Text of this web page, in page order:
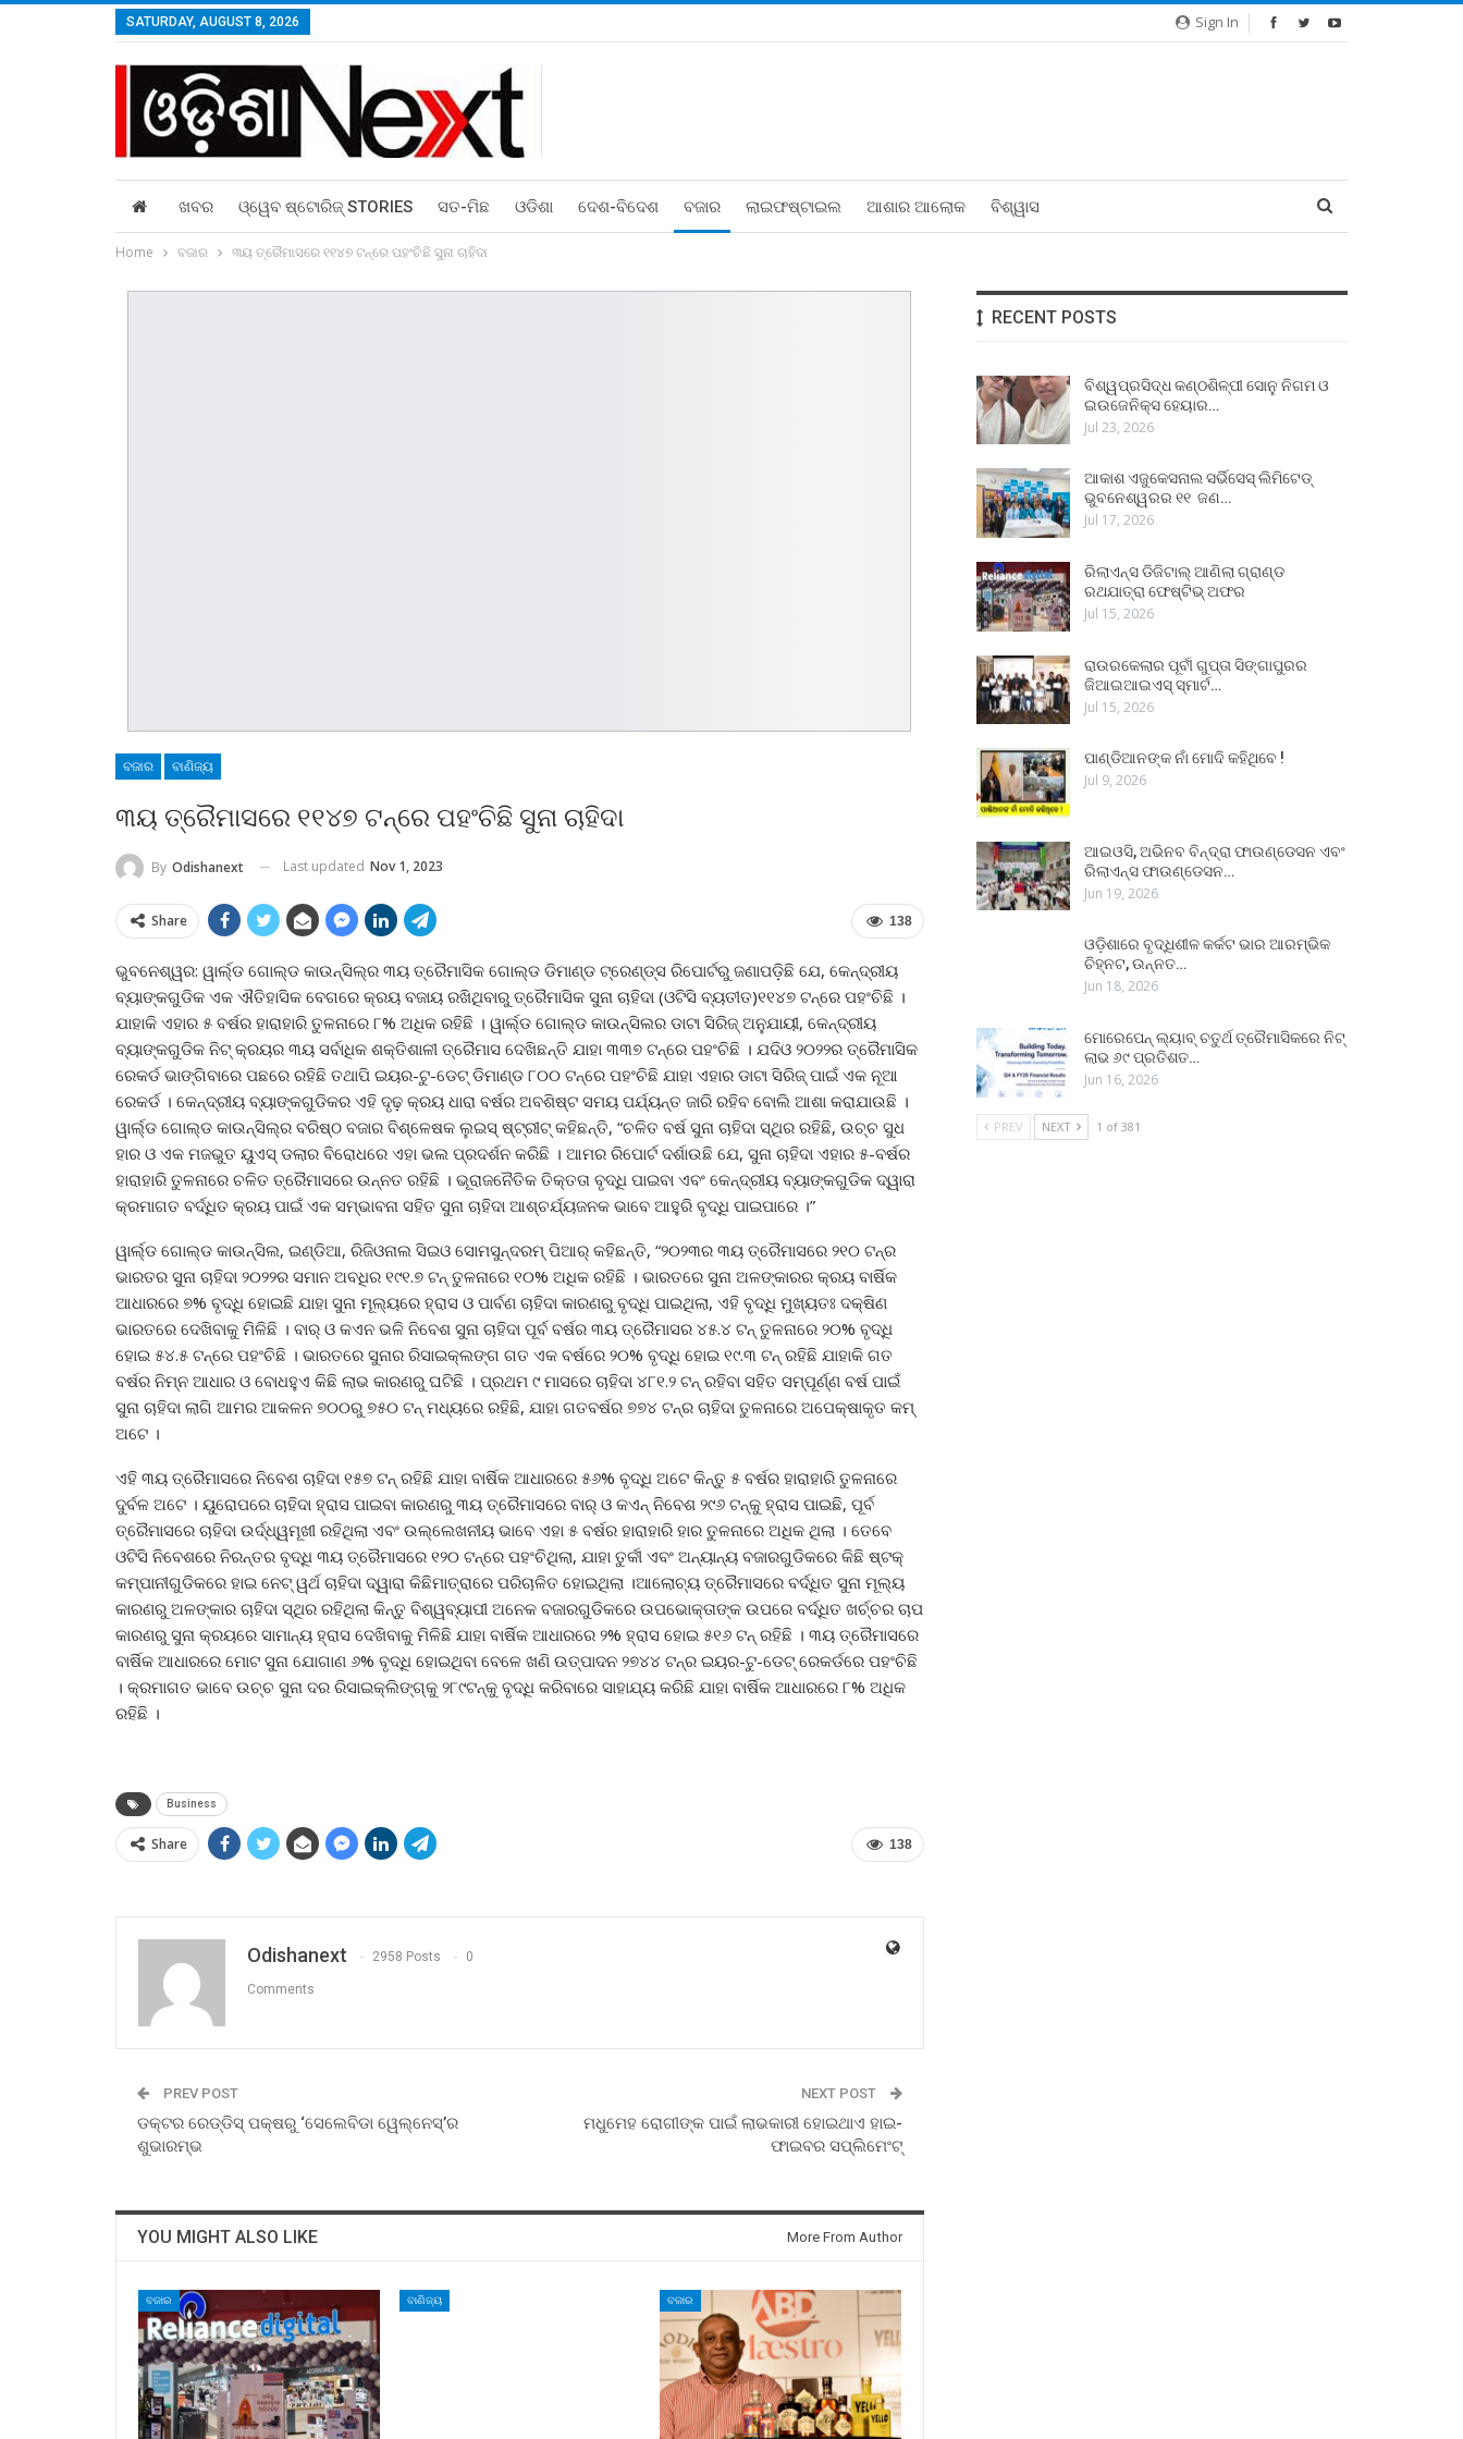
Sign In
SATURDAY, AUGUST 8, 2026
ଖବର ଓ୍ୱେବ ଷ୍ଟୋରିଜ୍‌ STORIES ସତ-ମିଛ ଓଡିଶା ଦେଶ-ବିଦେଶ ବଜାର ଲାଇଫଷ୍ଟାଇଲ ଆଶାର ଆଲୋକ ବିଶ୍ୱାସ
Home ବଜାର ୩ୟ ତ୍ରୈମାସରେ ୧୧୪୭ ଟନ୍‌ରେ ପହଂଚିଛି ସୁନା ଚାହିଦା
ବଜାର ବାଣିଜ୍ୟ
୩ୟ ତ୍ରୈମାସରେ ୧୧୪୭ ଟନ୍‌ରେ ପହଂଚିଛି ସୁନା ଚାହିଦା
By Odishanext Last updated Nov 1, 2023
138
Share
ଭୁବନେଶ୍ୱର: ୱାର୍ଲ୍ଡ ଗୋଲ୍ଡ କାଉନ୍ସିଲ୍‌ର ୩ୟ ତ୍ରୈମାସିକ ଗୋଲ୍ଡ ଡିମାଣ୍ଡ ଟ୍ରେଣ୍ଡ୍‌ସ ରିପୋର୍ଟରୁ ଜଣାପଡ଼ିଛି ଯେ, କେନ୍ଦ୍ରୀୟ
ବ୍ୟାଙ୍କଗୁଡିକ ଏକ ଐତିହାସିକ ବେଗରେ କ୍ରୟ ବଜାୟ ରଖିଥିବାରୁ ତ୍ରୈମାସିକ ସୁନା ଚାହିଦା (ଓଟିସି ବ୍ୟତୀତ)୧୧୪୭ ଟନ୍‌ରେ ପହଂଚିଛି ।
ଯାହାକି ଏହାର ୫ ବର୍ଷର ହାରାହାରି ତୁଳନାରେ ୮% ଅଧିକ ରହିଛି । ୱାର୍ଲ୍ଡ ଗୋଲ୍ଡ କାଉନ୍ସିଲର ଡାଟା ସିରିଜ୍ ଅନୁଯାୟୀ, କେନ୍ଦ୍ରୀୟ
ବ୍ୟାଙ୍କଗୁଡିକ ନିଟ୍ କ୍ରୟର ୩ୟ ସର୍ବାଧିକ ଶକ୍ତିଶାଳୀ ତ୍ରୈମାସ ଦେଖିଛନ୍ତି ଯାହା ୩୩୭ ଟନ୍‌ରେ ପହଂଚିଛି । ଯଦିଓ ୨୦୨୨ର ତ୍ରୈମାସିକ
ରେକର୍ଡ ଭାଙ୍ଗିବାରେ ପଛରେ ରହିଛି ତଥାପି ଇୟର-ଟୁ-ଡେଟ୍ ଡିମାଣ୍ଡ ୮୦୦ ଟନ୍‌ରେ ପହଂଚିଛି ଯାହା ଏହାର ଡାଟା ସିରିଜ୍ ପାଇଁ ଏକ ନୂଆ
ରେକର୍ଡ । କେନ୍ଦ୍ରୀୟ ବ୍ୟାଙ୍କଗୁଡିକର ଏହି ଦୃଢ଼ କ୍ରୟ ଧାରା ବର୍ଷର ଅବଶିଷ୍ଟ ସମୟ ପର୍ଯ୍ୟନ୍ତ ଜାରି ରହିବ ବୋଲି ଆଶା କରାଯାଉଛି ।
ୱାର୍ଲ୍ଡ ଗୋଲ୍ଡ କାଉନ୍ସିଲ୍‌ର ବରିଷ୍ଠ ବଜାର ବିଶ୍ଳେଷକ ଲୁଇସ୍ ଷ୍ଟ୍ରୀଟ୍ କହିଛନ୍ତି, “ଚଳିତ ବର୍ଷ ସୁନା ଚାହିଦା ସ୍ଥିର ରହିଛି, ଉଚ୍ଚ ସୁଧ
ହାର ଓ ଏକ ମଜଭୁତ ୟୁଏସ୍ ଡଲାର ବିରୋଧରେ ଏହା ଭଲ ପ୍ରଦର୍ଶନ କରିଛି । ଆମର ରିପୋର୍ଟ ଦର୍ଶାଉଛି ଯେ, ସୁନା ଚାହିଦା ଏହାର ୫-ବର୍ଷର
ହାରାହାରି ତୁଳନାରେ ଚଳିତ ତ୍ରୈମାସରେ ଉନ୍ନତ ରହିଛି । ଭୂରାଜନୈତିକ ତିକ୍ତତା ବୃଦ୍ଧି ପାଇବା ଏବଂ କେନ୍ଦ୍ରୀୟ ବ୍ୟାଙ୍କଗୁଡିକ ଦ୍ୱାରା
କ୍ରମାଗତ ବର୍ଦ୍ଧିତ କ୍ରୟ ପାଇଁ ଏକ ସମ୍ଭାବନା ସହିତ ସୁନା ଚାହିଦା ଆଶ୍ଚର୍ଯ୍ୟଜନକ ଭାବେ ଆହୁରି ବୃଦ୍ଧି ପାଇପାରେ ।”
ୱାର୍ଲ୍ଡ ଗୋଲ୍ଡ କାଉନ୍ସିଲ, ଇଣ୍ଡିଆ, ରିଜିଓନାଲ ସିଇଓ ସୋମସୁନ୍ଦରମ୍ ପିଆର୍ କହିଛନ୍ତି, “୨୦୨୩ର ୩ୟ ତ୍ରୈମାସରେ ୨୧୦ ଟନ୍‌ର
ଭାରତର ସୁନା ଚାହିଦା ୨୦୨୨ର ସମାନ ଅବଧିର ୧୯୧.୭ ଟନ୍ ତୁଳନାରେ ୧୦% ଅଧିକ ରହିଛି । ଭାରତରେ ସୁନା ଅଳଙ୍କାରର କ୍ରୟ ବାର୍ଷିକ
ଆଧାରରେ ୭% ବୃଦ୍ଧି ହୋଇଛି ଯାହା ସୁନା ମୂଲ୍ୟରେ ହ୍ରାସ ଓ ପାର୍ବଣ ଚାହିଦା କାରଣରୁ ବୃଦ୍ଧି ପାଇଥିଲା, ଏହି ବୃଦ୍ଧି ମୁଖ୍ୟତଃ ଦକ୍ଷିଣ
ଭାରତରେ ଦେଖିବାକୁ ମିଳିଛି । ବାର୍ ଓ କଏନ ଭଳି ନିବେଶ ସୁନା ଚାହିଦା ପୂର୍ବ ବର୍ଷର ୩ୟ ତ୍ରୈମାସର ୪୫.୪ ଟନ୍ ତୁଳନାରେ ୨୦% ବୃଦ୍ଧି
ହୋଇ ୫୪.୫ ଟନ୍‌ରେ ପହଂଚିଛି । ଭାରତରେ ସୁନାର ରିସାଇକ୍ଲଙ୍ଗ ଗତ ଏକ ବର୍ଷରେ ୨୦% ବୃଦ୍ଧି ହୋଇ ୧୯.୩ ଟନ୍ ରହିଛି ଯାହାକି ଗତ
ବର୍ଷର ନିମ୍ନ ଆଧାର ଓ ବୋଧହୁଏ କିଛି ଲାଭ କାରଣରୁ ଘଟିଛି । ପ୍ରଥମ ୯ ମାସରେ ଚାହିଦା ୪୮୧.୨ ଟନ୍ ରହିବା ସହିତ ସମ୍ପୂର୍ଣ୍ଣ ବର୍ଷ ପାଇଁ
ସୁନା ଚାହିଦା ଲାଗି ଆମର ଆକଳନ ୭୦୦ରୁ ୭୫୦ ଟନ୍ ମଧ୍ୟରେ ରହିଛି, ଯାହା ଗତବର୍ଷର ୭୭୪ ଟନ୍‌ର ଚାହିଦା ତୁଳନାରେ ଅପେକ୍ଷାକୃତ କମ୍
ଅଟେ ।
ଏହି ୩ୟ ତ୍ରୈମାସରେ ନିବେଶ ଚାହିଦା ୧୫୭ ଟନ୍ ରହିଛି ଯାହା ବାର୍ଷିକ ଆଧାରରେ ୫୬% ବୃଦ୍ଧି ଅଟେ କିନ୍ତୁ ୫ ବର୍ଷର ହାରାହାରି ତୁଳନାରେ
ଦୁର୍ବଳ ଅଟେ । ୟୁରୋପରେ ଚାହିଦା ହ୍ରାସ ପାଇବା କାରଣରୁ ୩ୟ ତ୍ରୈମାସରେ ବାର୍ ଓ କଏନ୍ ନିବେଶ ୨୯୬ ଟନ୍‌କୁ ହ୍ରାସ ପାଇଛି, ପୂର୍ବ
ତ୍ରୈମାସରେ ଚାହିଦା ଉର୍ଦ୍ଧ୍ୱମୂଖୀ ରହିଥିଲା ଏବଂ ଉଲ୍ଲେଖନୀୟ ଭାବେ ଏହା ୫ ବର୍ଷର ହାରାହାରି ହାର ତୁଳନାରେ ଅଧିକ ଥିଲା । ତେବେ
ଓଟିସି ନିବେଶରେ ନିରନ୍ତର ବୃଦ୍ଧି ୩ୟ ତ୍ରୈମାସରେ ୧୨୦ ଟନ୍‌ରେ ପହଂଚିଥିଲା, ଯାହା ତୁର୍କୀ ଏବଂ ଅନ୍ୟାନ୍ୟ ବଜାରଗୁଡିକରେ କିଛି ଷ୍ଟକ୍
କମ୍ପାନୀଗୁଡିକରେ ହାଇ ନେଟ୍ ୱର୍ଥ ଚାହିଦା ଦ୍ୱାରା କିଛିମାତ୍ରାରେ ପରିଚାଳିତ ହୋଇଥିଲା ।ଆଲୋଚ୍ୟ ତ୍ରୈମାସରେ ବର୍ଦ୍ଧିତ ସୁନା ମୂଲ୍ୟ
କାରଣରୁ ଅଳଙ୍କାର ଚାହିଦା ସ୍ଥିର ରହିଥିଲା କିନ୍ତୁ ବିଶ୍ୱବ୍ୟାପୀ ଅନେକ ବଜାରଗୁଡିକରେ ଉପଭୋକ୍ତାଙ୍କ ଉପରେ ବର୍ଦ୍ଧିତ ଖର୍ଚ୍ଚର ଚାପ
କାରଣରୁ ସୁନା କ୍ରୟରେ ସାମାନ୍ୟ ହ୍ରାସ ଦେଖିବାକୁ ମିଳିଛି ଯାହା ବାର୍ଷିକ ଆଧାରରେ ୨% ହ୍ରାସ ହୋଇ ୫୧୬ ଟନ୍ ରହିଛି । ୩ୟ ତ୍ରୈମାସରେ
ବାର୍ଷିକ ଆଧାରରେ ମୋଟ ସୁନା ଯୋଗାଣ ୬% ବୃଦ୍ଧି ହୋଇଥିବା ବେଳେ ଖଣି ଉତ୍ପାଦନ ୨୭୪୪ ଟନ୍‌ର ଇୟର-ଟୁ-ଡେଟ୍ ରେକର୍ଡରେ ପହଂଚିଛି
। କ୍ରମାଗତ ଭାବେ ଉଚ୍ଚ ସୁନା ଦର ରିସାଇକ୍ଲିଙ୍ଗ୍‌କୁ ୨୮୯ଟନ୍‌କୁ ବୃଦ୍ଧି କରିବାରେ ସାହାଯ୍ୟ କରିଛି ଯାହା ବାର୍ଷିକ ଆଧାରରେ ୮% ଅଧିକ
ରହିଛି ।
Business
138
Share
Odishanext 2958 Posts 0
Comments
PREV POST
ଡକ୍ଟର ରେଡ୍ଡିସ୍ ପକ୍ଷରୁ ‘ସେଲେବିଡା ୱେଲ୍‌ନେସ୍‌’ର
ଶୁଭାରମ୍ଭ
NEXT POST
ମଧୁମେହ ରୋଗୀଙ୍କ ପାଇଁ ଲାଭକାରୀ ହୋଇଥାଏ ହାଇ-
ଫାଇବର ସପ୍ଲିମେଂଟ୍‌
YOU MIGHT ALSO LIKE More From Author
ବଜାର ବାଣିଜ୍ୟ ବଜାର
RECENT POSTS
ବିଶ୍ୱପ୍ରସିଦ୍ଧ କଣ୍ଠଶିଳ୍ପୀ ସୋନୁ ନିଗମ ଓ
ଇଉଜେନିକ୍ସ ହେୟାର…
Jul 23, 2026
ଆକାଶ ଏଜୁକେସନାଲ ସର୍ଭିସେସ୍ ଲିମିଟେଡ୍
ଭୁବନେଶ୍ୱରର ୧୧ ଜଣ…
Jul 17, 2026
ରିଲାଏନ୍ସ ଡିଜିଟାଲ୍ ଆଣିଲା ଗ୍ରାଣ୍ଡ
ରଥଯାତ୍ରା ଫେଷ୍ଟିଭ୍ ଅଫର
Jul 15, 2026
ରାଉରକେଲାର ପୂର୍ବୀ ଗୁପ୍ତା ସିଙ୍ଗାପୁରର
ଜିଆଇଆଇଏସ୍ ସ୍ମାର୍ଟ…
Jul 15, 2026
ପାଣ୍ଡିଆନଙ୍କ ନାଁ ମୋଦି କହିଥିବେ !
Jul 9, 2026
ଆଇଓସି, ଅଭିନବ ବିନ୍ଦ୍ରା ଫାଉଣ୍ଡେସନ ଏବଂ
ରିଲାଏନ୍ସ ଫାଉଣ୍ଡେସନ…
Jun 19, 2026
ଓଡ଼ିଶାରେ ବୃଦ୍ଧିଶୀଳ କର୍କଟ ଭାର ଆରମ୍ଭିକ
ଚିହ୍ନଟ, ଉନ୍ନତ…
Jun 18, 2026
ମୋରେପେନ୍ ଲ୍ୟାବ୍ ଚତୁର୍ଥ ତ୍ରୈମାସିକରେ ନିଟ୍
ଲାଭ ୬୯ ପ୍ରତିଶତ…
Jun 16, 2026
PREV NEXT 1 of 381